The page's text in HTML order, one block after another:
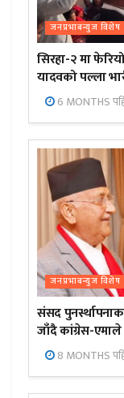
जनप्रभाबन्युज विशेष
सिरहा-२ मा
यादवको पल्ला
6 MONTHS
जनप्रभाबन्युज विशेष
संसद
जाँदै कांग्रेस-एमाले
8 MONTHS